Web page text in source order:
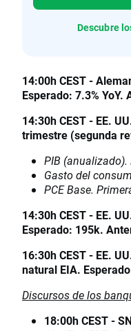
Descubre
14:00h CEST -
Esperado: 7.3%
14:30h CEST - EE.
trimestre (segunda
PIB (anualizado).
Gasto del
PCE Base.
14:30h CEST - EE.
Esperado: 195k.
16:30h CEST - EE.
natural EIA.
Discursos de los
18:00h CEST -